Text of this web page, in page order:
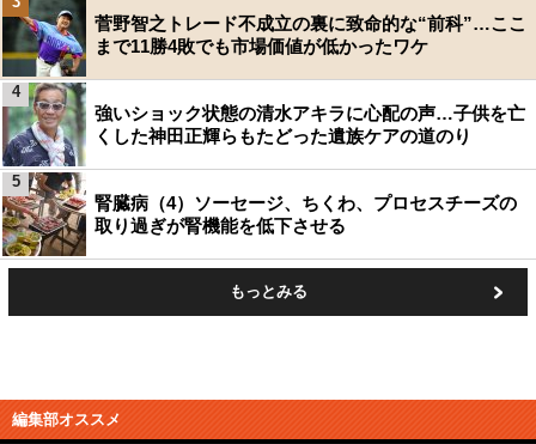
菅野智之トレード不成立の裏に致命的な“前科”…ここ
まで11勝4敗でも市場価値が低かったワケ
強いショック状態の清水アキラに心配の声…子供を亡
くした神田正輝らもたどった遺族ケアの道のり
4
腎臓病（4）ソーセージ、ちくわ、プロセスチーズの
取り過ぎが腎機能を低下させる
5
もっとみる
編集部オススメ